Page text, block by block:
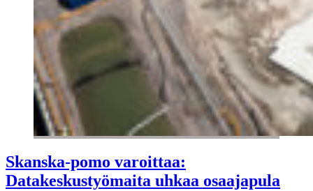
Skanska-pomo varoittaa:
Datakeskustyömaita uhkaa osaajapula